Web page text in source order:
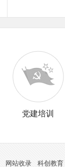
党建培训
网站收录 科创教育